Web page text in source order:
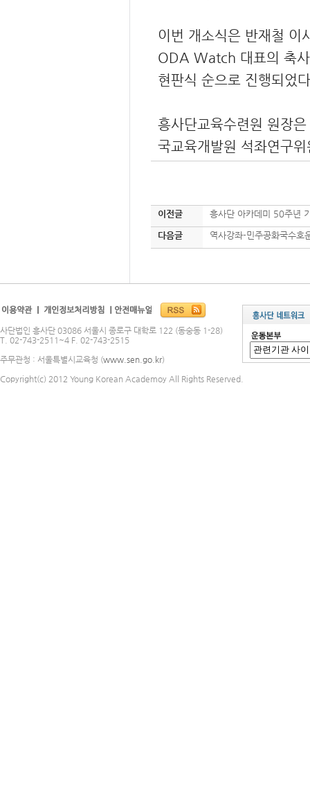
이번 개소식은 반재철 이
ODA Watch 대표의 축
현판식 순으로 진행되었
흥사단교육수련원 원장
국교육개발원 석좌연구
이전글 흥사단 아카데미 50주년
다음글 역사강좌-민주공화국수호
사단법인 흥사단 03086 서울시 종로구 대학로 122 (동숭동 1-28)
T. 02-743-2511~4 F. 02-743-2515
주무관청 : 서울특별시교육청 (www.sen.go.kr)
Copyright(c) 2012 Young Korean Academoy All Rights Reserved.